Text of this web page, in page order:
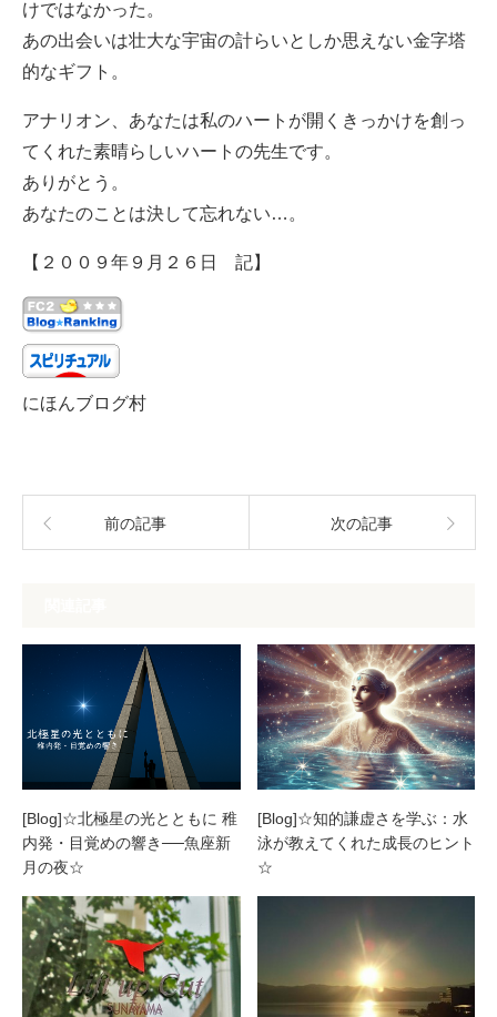
けではなかった。
あの出会いは壮大な宇宙の計らいとしか思えない金字塔
的なギフト。
アナリオン、あなたは私のハートが開くきっかけを創っ
てくれた素晴らしいハートの先生です。
ありがとう。
あなたのことは決して忘れない…。
【２００９年９月２６日 記】
にほんブログ村
前の記事 次の記事
[Blog]☆北極星の光とともに 稚
内発・目覚めの響き──魚座新
月の夜☆
[Blog]☆知的謙虚さを学ぶ：水
泳が教えてくれた成長のヒント
☆